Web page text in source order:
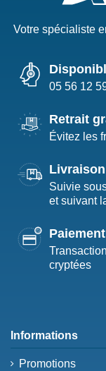
Votre spécialiste
05 56 12
Retrait
Évitez les
Suivie
et suivant
cryptées
Informations
Promotions